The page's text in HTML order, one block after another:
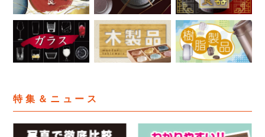
特集＆ニュース